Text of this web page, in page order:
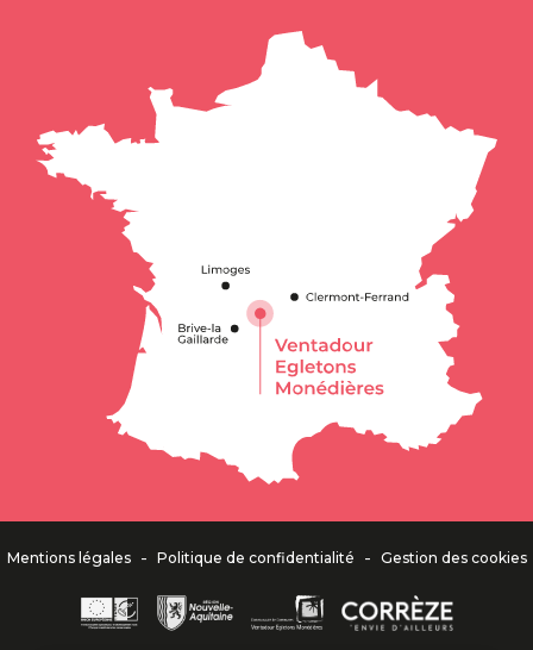
Mentions légales - Politique de confidentialité - Gestion des cookies